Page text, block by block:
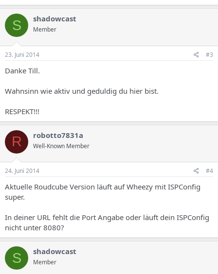
S shadowcast
Member
23. Juni 2014 #3
Danke Till.
Wahnsinn wie aktiv und geduldig du hier bist.
RESPEKT!!!
R robotto7831a
Well-Known Member
24. Juni 2014 #4
Aktuelle Roudcube Version läuft auf Wheezy mit ISPConfig
super.
In deiner URL fehlt die Port Angabe oder läuft dein ISPConfig
nicht unter 8080?
S shadowcast
Member